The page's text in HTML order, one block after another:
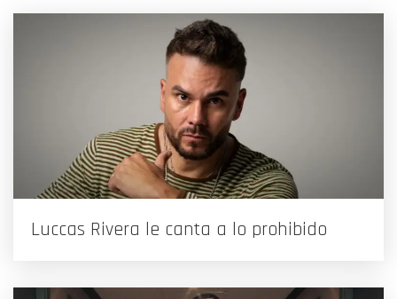
Luccas Rivera le canta a lo prohibido